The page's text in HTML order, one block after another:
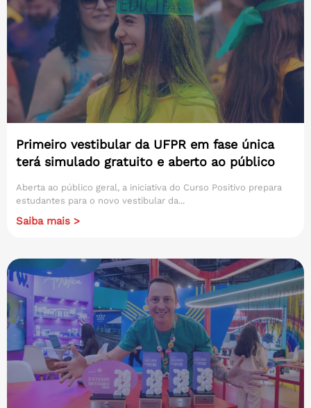
Primeiro vestibular da UFPR em fase única
terá simulado gratuito e aberto ao público
Aberta ao público geral, a iniciativa do Curso Positivo prepara
estudantes para o novo vestibular da...
Saiba mais >